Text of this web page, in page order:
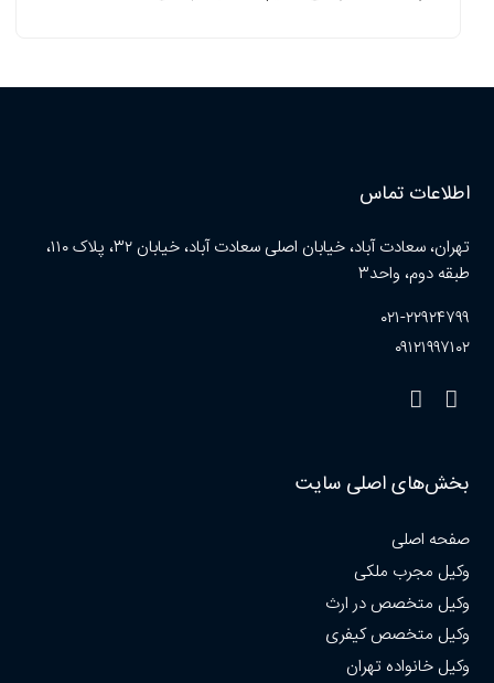
اطلاعات تماس
تهران، سعادت آباد، خیابان اصلی سعادت آباد، خیابان ۳۲، پلاک ۱۱۰،
طبقه دوم، واحد۳
۰۲۱-۲۲۹۲۴۷۹۹
۰۹۱۲۱۹۹۷۱۰۲
بخش‌های اصلی سایت
صفحه اصلی
وکیل مجرب ملکی
وکیل متخصص در ارث
وکیل متخصص کیفری
وکیل خانواده تهران